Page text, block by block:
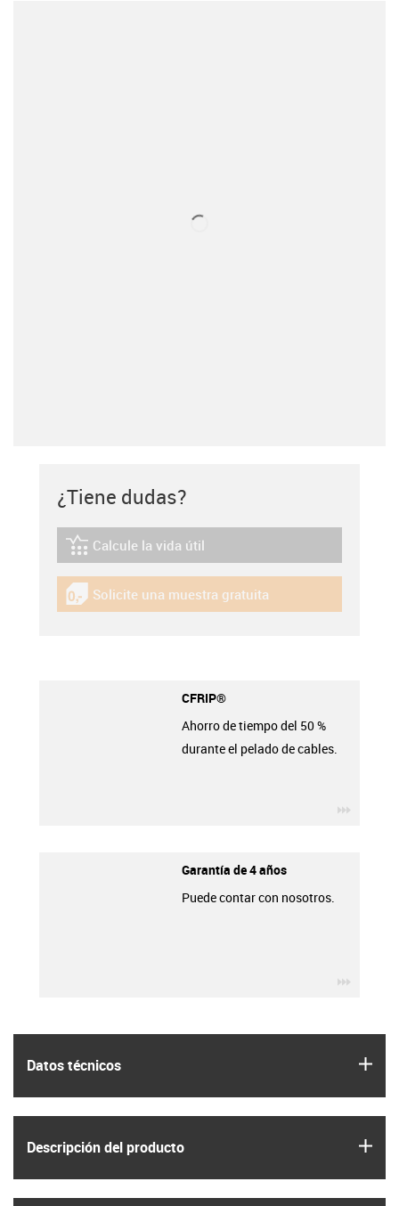
Datos técnicos
Descripción del producto
¿Tiene dudas?
igus-icon-lebensdauerrechner
Calcule la vida útil
igus-icon-gratismuster
Solicite una muestra gratuita
CFRIP®
Ahorro de tiempo del 50 %
durante el pelado de cables.
Garantía de 4 años
Puede contar con nosotros.